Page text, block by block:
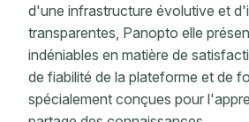
d'une infrastructure évolutive et
transparentes, Panopto elle
indéniables en matière de
de fiabilité de la plateforme et de
spécialement conçues pour